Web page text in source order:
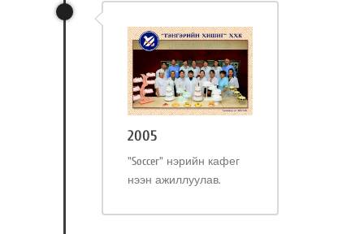
2005
"Soccer" нэрийн кафег
нээн ажиллуулав.